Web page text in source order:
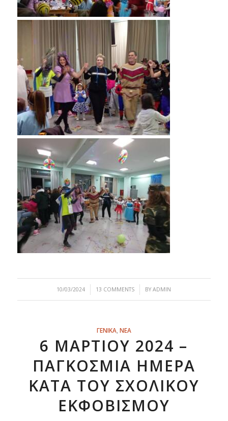
10/03/2024
/ 13 COMMENTS
/ BYADMIN
ΓΕΝΙΚΑ, ΝΕΑ
6 ΜΑΡΤΊΟΥ 2024 –
ΠΑΓΚΌΣΜΙΑ ΗΜΈΡΑ
ΚΑΤΆ ΤΟΥ ΣΧΟΛΙΚΟΎ
ΕΚΦΟΒΙΣΜΟΎ